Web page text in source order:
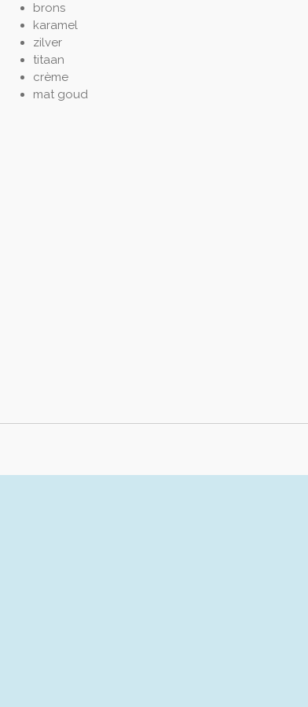
brons
karamel
zilver
titaan
crème
mat goud